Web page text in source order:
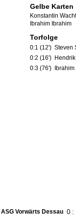
Gelbe Karten
Konstantin
Ibrahim Ibrahim
Torfolge
0:1 (12') Steven
0:2 (16')
0:3 (76')
ASG Vorwärts Dessau 0 :